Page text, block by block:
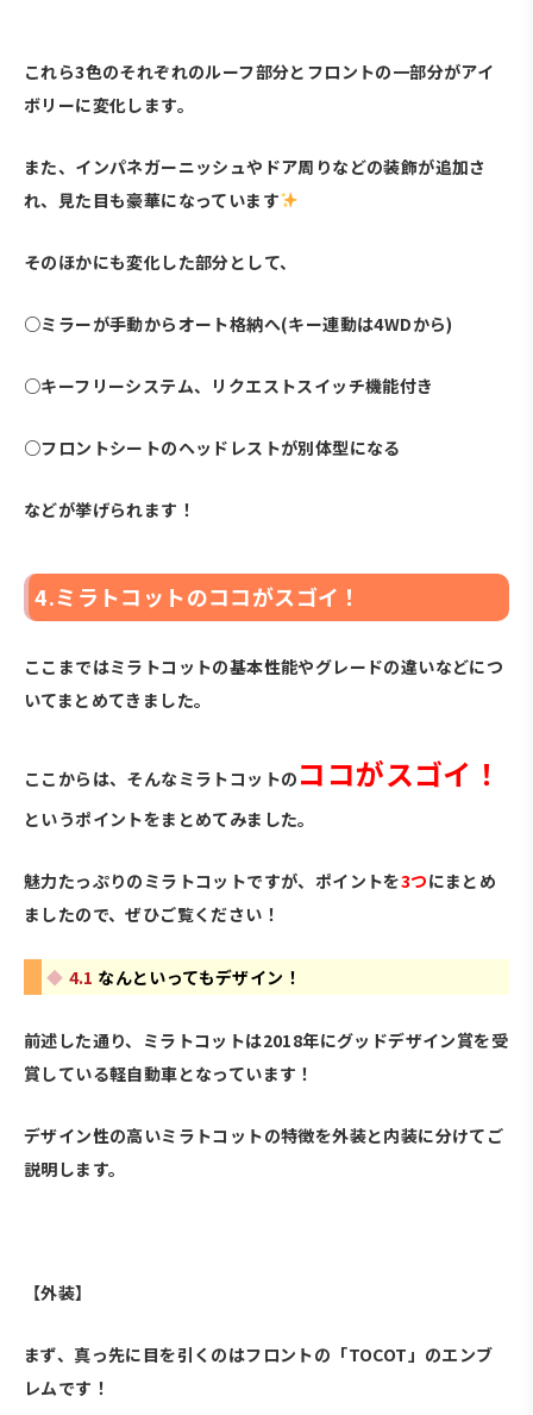
これら3色のそれぞれのルーフ部分とフロントの一部分がアイ
ボリーに変化します。
また、インパネガーニッシュやドア周りなどの装飾が追加さ
れ、見た目も豪華になっています
そのほかにも変化した部分として、
○ミラーが手動からオート格納へ(キー連動は4WDから)
○キーフリーシステム、リクエストスイッチ機能付き
○フロントシートのヘッドレストが別体型になる
などが挙げられます！
4.ミラトコットのココがスゴイ！
ここまではミラトコットの基本性能やグレードの違いなどにつ
いてまとめてきました。
ここからは、そんなミラトコットの ココがスゴイ！
というポイントをまとめてみました。
魅力たっぷりのミラトコットですが、ポイントを3つにまとめ
ましたので、ぜひご覧ください！
4.1 なんといってもデザイン！
前述した通り、ミラトコットは2018年にグッドデザイン賞を受
賞している軽自動車となっています！
デザイン性の高いミラトコットの特徴を外装と内装に分けてご
説明します。
【外装】
まず、真っ先に目を引くのはフロントの「TOCOT」のエンブ
レムです！